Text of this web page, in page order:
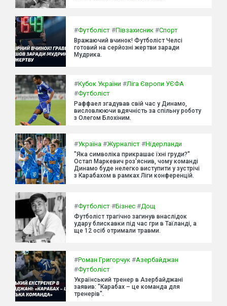
#Футболіст #Півзахисник #Спорт
Вражаючий вчинок! Футболіст Челсі
готовий на серйозні жертви заради
Мудрика.
#Кубок України #Ліга Європи УЄФА
#Футболіст
Раффаел згадував свій час у Динамо,
висловлюючи вдячність за спільну роботу
з Олегом Блохіним.
#Україна #Журналіст #Нідерланди
"Яка символіка прикрашає їхні груди?"
Остап Маркевич роз'яснив, чому команді
Динамо буде нелегко виступити у зустрічі
з Карабахом в рамках Ліги конференцій.
#Футболіст #Бізнес #Дощ
Футболіст трагічно загинув внаслідок
удару блискавки під час гри в Таїланді, а
ще 12 осіб отримали травми.
#Роман Григорчук #Азербайджан
#Футболіст
Український тренер в Азербайджані
заявив: "Карабах – це команда для
тренерів".